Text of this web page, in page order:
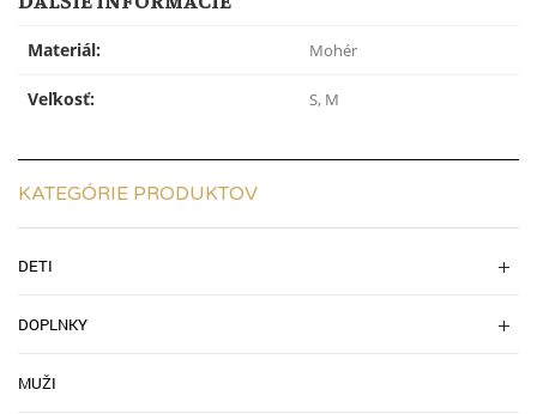
Materiál: Mohér
Veľkosť: S, M
KATEGÓRIE PRODUKTOV
DETI
DOPLNKY
MUŽI